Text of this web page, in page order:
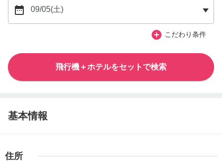
こだわり条件
飛行機＋ホテルをセットで検索
基本情報
住所